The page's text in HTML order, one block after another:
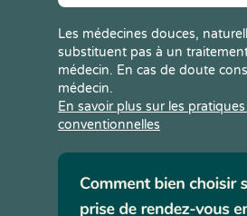
Les médecines douces,
substituent pas à un
médecin. En cas de doute
médecin.
En savoir plus sur les
conventionnelles